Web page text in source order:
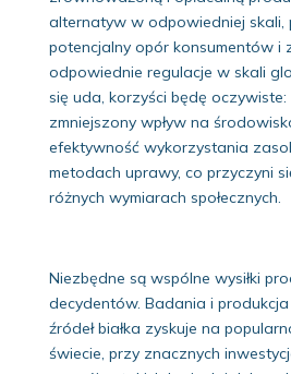
alternatyw w odpowiedniej skali,
potencjalny opór konsumentów i
odpowiednie regulacje w skali
się uda, korzyści będę
zmniejszony wpływ na
efektywność wykorzystania
metodach uprawy, co przyczyni
różnych wymiarach społecznych.
Niezbędne są wspólne wysiłki
decydentów. Badania i
źródeł białka zyskuje na
świecie, przy znacznych